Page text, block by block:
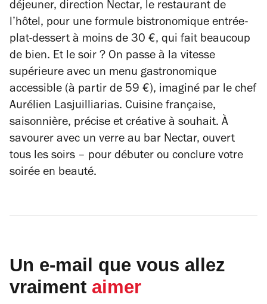
déjeuner, direction Nectar, le restaurant de
l’hôtel, pour une formule bistronomique entrée-
plat-dessert à moins de 30 €, qui fait beaucoup
de bien. Et le soir ? On passe à la vitesse
supérieure avec un menu gastronomique
accessible (à partir de 59 €), imaginé par le chef
Aurélien Lasjuilliarias. Cuisine française,
saisonnière, précise et créative à souhait. À
savourer avec un verre au bar Nectar, ouvert
tous les soirs – pour débuter ou conclure votre
soirée en beauté.
Un e-mail que vous allez
vraiment aimer